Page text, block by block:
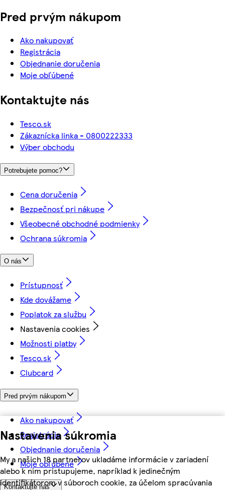
Nastavenia súkromia
My a našich 18 partnerov ukladáme informácie v zariadení
alebo k nim pristupujeme, napríklad k jedinečným
identifikátorom v súboroch cookie, za účelom spracúvania
Pred prvým nákupom
Ako nakupovať
Registrácia
Objednanie doručenia
Moje obľúbené
Kontaktujte nás
Tesco.sk
Zákaznícka linka - 0800222333
Výber obchodu
Potrebujete pomoc?
Cena doručenia
Bezpečnosť pri nákupe
Všeobecné obchodné podmienky
Ochrana súkromia
O nás
Prístupnosť
Kde dovážame
Poplatok za službu
Nastavenia cookies
Možnosti platby
Tesco.sk
Clubcard
Pred prvým nákupom
Ako nakupovať
Registrácia
Objednanie doručenia
Moje obľúbené
Kontaktujte nás